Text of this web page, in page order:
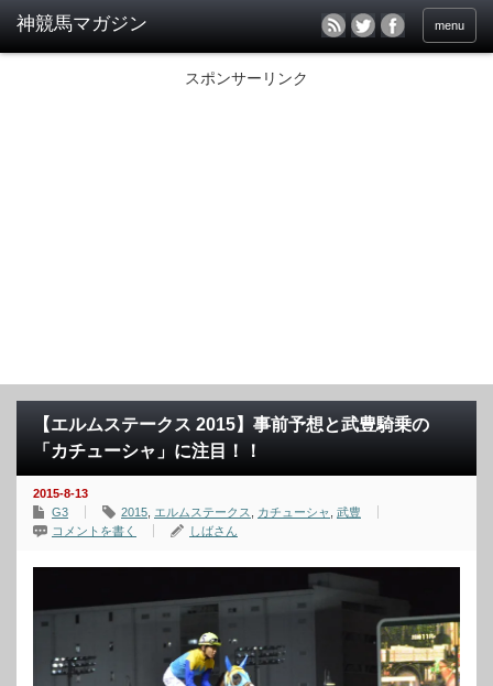
menu
スポンサーリンク
【エルムステークス 2015】事前予想と武豊騎乗の
「カチューシャ」に注目！！
2015-8-13
G3
2015 エルムステークス カチューシャ
武豊
コメントを書く
しばさん